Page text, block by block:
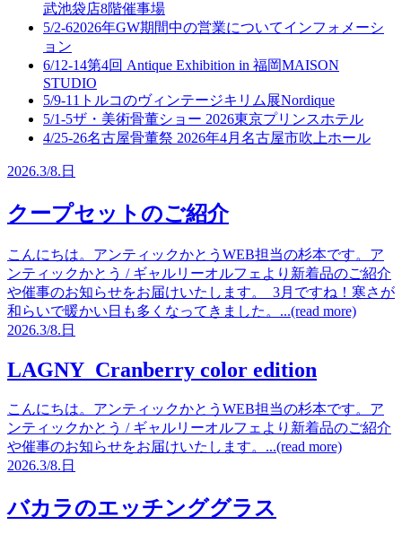
武池袋店8階催事場
5/2-62026年GW期間中の営業についてインフォメーシ
ョン
6/12-14第4回 Antique Exhibition in 福岡MAISON
STUDIO
5/9-11 トルコのヴィンテージキリム展Nordique
5/1-5ザ・美術骨董ショー 2026東京プリンスホテル
4/25-26名古屋骨董祭 2026年4月 名古屋市吹上ホール
2026.3/8. 日
クープセットのご紹介
こんにちは。アンティックかとうWEB担当の杉本です。ア
ンティックかとう / ギャルリーオルフェより新着品のご紹介
や催事のお知らせをお届けいたします。 3月ですね！寒さが
和らいで暖かい日も多くなってきました。...(read more)
2026.3/8. 日
LAGNY Cranberry color edition
こんにちは。アンティックかとうWEB担当の杉本です。ア
ンティックかとう / ギャルリーオルフェより新着品のご紹介
や催事のお知らせをお届けいたします。...(read more)
2026.3/8. 日
バカラのエッチンググラス